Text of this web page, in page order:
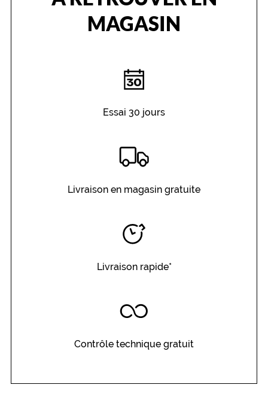
MAGASIN
Essai 30 jours
Livraison en magasin gratuite
Livraison rapide*
Contrôle technique gratuit